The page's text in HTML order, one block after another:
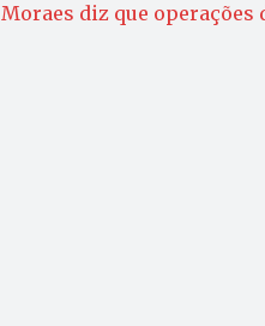
Moraes diz que operações